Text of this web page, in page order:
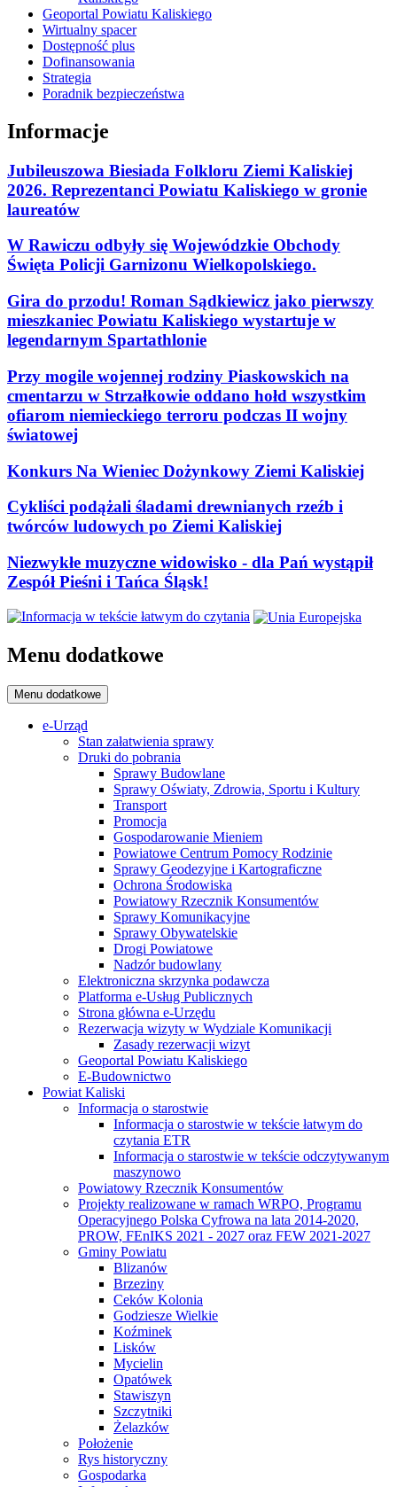
Geoportal Powiatu Kaliskiego
Wirtualny spacer
Dostępność plus
Dofinansowania
Strategia
Poradnik bezpieczeństwa
Informacje
Jubileuszowa Biesiada Folkloru Ziemi Kaliskiej
2026. Reprezentanci Powiatu Kaliskiego w gronie
laureatów
W Rawiczu odbyły się Wojewódzkie Obchody
Święta Policji Garnizonu Wielkopolskiego.
Gira do przodu! Roman Sądkiewicz jako pierwszy
mieszkaniec Powiatu Kaliskiego wystartuje w
legendarnym Spartathlonie
Przy mogile wojennej rodziny Piaskowskich na
cmentarzu w Strzałkowie oddano hołd wszystkim
ofiarom niemieckiego terroru podczas II wojny
światowej
Konkurs Na Wieniec Dożynkowy Ziemi Kaliskiej
Cykliści podążali śladami drewnianych rzeźb i
twórców ludowych po Ziemi Kaliskiej
Niezwykłe muzyczne widowisko - dla Pań wystąpił
Zespół Pieśni i Tańca Śląsk!
Menu dodatkowe
Menu dodatkowe
e-Urząd
Stan załatwienia sprawy
Druki do pobrania
Sprawy Budowlane
Sprawy Oświaty, Zdrowia, Sportu i Kultury
Transport
Promocja
Gospodarowanie Mieniem
Powiatowe Centrum Pomocy Rodzinie
Sprawy Geodezyjne i Kartograficzne
Ochrona Środowiska
Powiatowy Rzecznik Konsumentów
Sprawy Komunikacyjne
Sprawy Obywatelskie
Drogi Powiatowe
Nadzór budowlany
Elektroniczna skrzynka podawcza
Platforma e-Usług Publicznych
Strona główna e-Urzędu
Rezerwacja wizyty w Wydziale Komunikacji
Zasady rezerwacji wizyt
Geoportal Powiatu Kaliskiego
E-Budownictwo
Powiat Kaliski
Informacja o starostwie
Informacja o starostwie w tekście łatwym do
czytania ETR
Informacja o starostwie w tekście odczytywanym
maszynowo
Powiatowy Rzecznik Konsumentów
Projekty realizowane w ramach WRPO, Programu
Operacyjnego Polska Cyfrowa na lata 2014-2020,
PROW, FEnIKS 2021 - 2027 oraz FEW 2021-2027
Gminy Powiatu
Blizanów
Brzeziny
Ceków Kolonia
Godziesze Wielkie
Koźminek
Lisków
Mycielin
Opatówek
Stawiszyn
Szczytniki
Żelazków
Położenie
Rys historyczny
Gospodarka